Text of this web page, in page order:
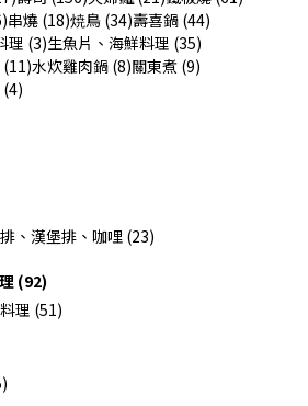
串燒 (18)焼鳥 (34)壽喜鍋 (44)
理 (3)生魚片、海鮮料理 (35)
(11)水炊雞肉鍋 (8)關東煮 (9)
(4)
、漢堡排、咖哩 (23)
(92)
理 (51)